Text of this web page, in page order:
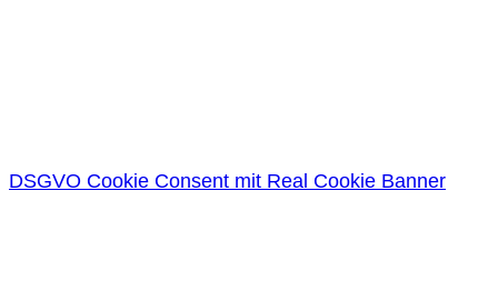
DSGVO Cookie Consent mit Real Cookie Banner